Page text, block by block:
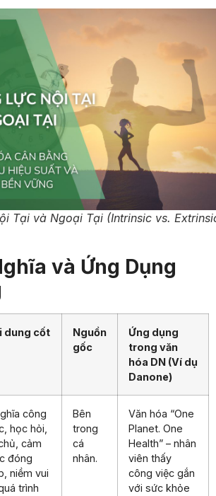
Tại và Ngoại Tại (Intrinsic vs.
và Ứng Dụng
dung cốt
Nguồn
gốc
Ứng dụng
trong văn
hóa DN (Ví dụ
Danone)
công
học hỏi,
cảm
đóng
niềm vui
trình
Bên
trong
cá
nhân.
Văn hóa “One
Planet. One
Health” – nhân
viên thấy
công việc gắn
với sức khỏe